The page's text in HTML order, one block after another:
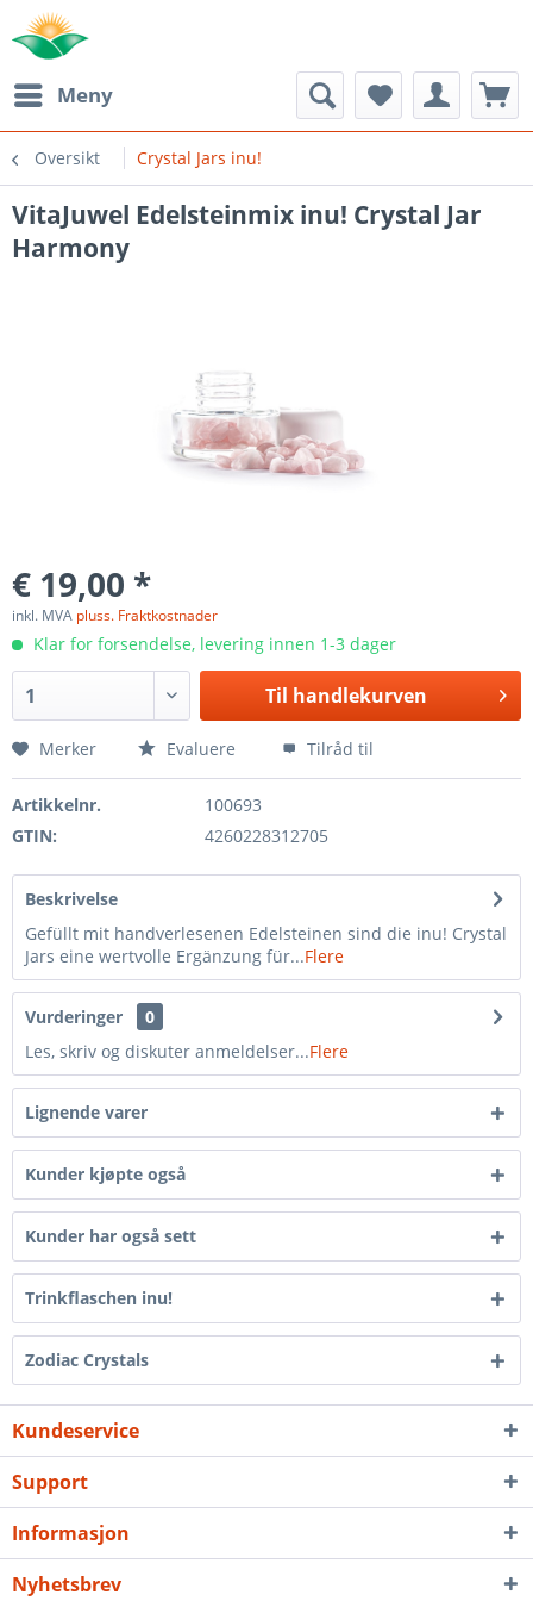
Meny
Oversikt Crystal Jars inu!
VitaJuwel Edelsteinmix inu! Crystal Jar
Harmony
€ 19,00 *
inkl. MVA pluss. Fraktkostnader
Klar for forsendelse, levering innen 1-3 dager
Til handlekurven
Merker Evaluere Tilråd til
Artikkelnr.
100693
GTIN:
4260228312705
Beskrivelse
Gefüllt mit handverlesenen Edelsteinen sind die inu! Crystal
Jars eine wertvolle Ergänzung für...Flere
Vurderinger
0
Les, skriv og diskuter anmeldelser...Flere
Lignende varer
Kunder kjøpte også
Kunder har også sett
Trinkflaschen inu!
Zodiac Crystals
Kundeservice
Support
Informasjon
Nyhetsbrev